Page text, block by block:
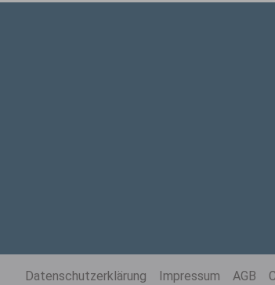
Datenschutzerklärung Impressum AGB